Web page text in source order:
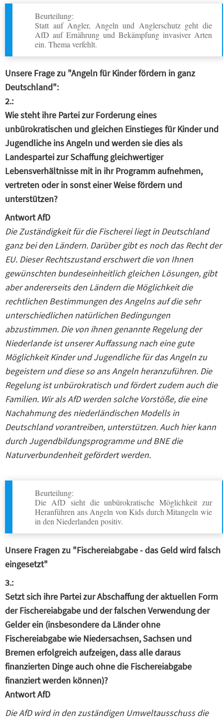
Beurteilung:
Statt auf Angler, Angeln und Anglerschutz geht die
AfD auf Ernährung und Bekämpfung invasiver Arten
ein. Thema verfehlt.
Unsere Frage zu "Angeln für Kinder fördern in ganz
Deutschland":
2.:
Wie steht ihre Partei zur Forderung eines
unbürokratischen und gleichen Einstieges für Kinder und
Jugendliche ins Angeln und werden sie dies als
Landespartei zur Schaffung gleichwertiger
Lebensverhältnisse mit in ihr Programm aufnehmen,
vertreten oder in sonst einer Weise fördern und
unterstützen?
Antwort AfD
Die Zuständigkeit für die Fischerei liegt in Deutschland
ganz bei den Ländern. Darüber gibt es noch das Recht der
EU. Dieser Rechtszustand erschwert die von Ihnen
gewünschten bundeseinheitlich gleichen Lösungen, gibt
aber andererseits den Ländern die Möglichkeit die
rechtlichen Bestimmungen des Angelns auf die sehr
unterschiedlichen natürlichen Bedingungen
abzustimmen. Die von ihnen genannte Regelung der
Niederlande ist unserer Auffassung nach eine gute
Möglichkeit Kinder und Jugendliche für das Angeln zu
begeistern und diese so ans Angeln heranzuführen. Die
Regelung ist unbürokratisch und fördert zudem auch die
Familien. Wir als AfD werden solche Vorstöße, die eine
Nachahmung des niederländischen Modells in
Deutschland vorantreiben, unterstützen. Auch hier kann
durch Jugendbildungsprogramme und BNE die
Naturverbundenheit gefördert werden.
Beurteilung:
Die AfD sieht die unbürokratische Möglichkeit zur
Heranführen ans Angeln von Kids durch Mitangeln wie
in den Niederlanden positiv.
Unsere Fragen zu "Fischereiabgabe - das Geld wird falsch
eingesetzt"
3.:
Setzt sich ihre Partei zur Abschaffung der aktuellen Form
der Fischereiabgabe und der falschen Verwendung der
Gelder ein (insbesondere da Länder ohne
Fischereiabgabe wie Niedersachsen, Sachsen und
Bremen erfolgreich aufzeigen, dass alle daraus
finanzierten Dinge auch ohne die Fischereiabgabe
finanziert werden können)?
Antwort AfD
Die AfD wird in den zuständigen Umweltausschuss die